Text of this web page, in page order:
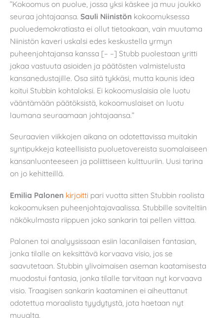
”Kokoomus on puolue, jossa yksi käskee ja muu joukko
seuraa johtajaansa. Sauli Niinistön kokoomuksessa
puoluedemokratiasta ei ollut tietoakaan, vain muutama
Niinistön kaveri uskalsi edes keskustella yrmyn
puheenjohtajansa kanssa [– –] Stubb puolestaan yritti
jakaa vastuuta asioiden ja päätösten valmistelusta
kansanedustajille. Osa siitä tykkäsi, mutta kaunis idea
koitui Stubbin kohtaloksi. Ei kokoomuslaisia ole luotu
vääntämään päätöksistä, kokoomuslaiset on luotu
laumana seuraamaan johtajaansa.”
Seuraavien viikkojen aikana on odotettavissa muitakin
syntipukkeja kateellisista puoluetovereista suomalaiseen
kansanluonteeseen ja poliittiseen kulttuuriin. Uusi tarina
on jo kehitteillä.
Emilia Palonen kirjoitti pari vuotta sitten Stubbin roolista
kokoomuksen puheenjohtajavaalissa. Stubbille soviteltiin
näkökulmasta riippuen joko sankarin tai pellen viittaa.
Palonen toi analyysissaan esiin lacanilaisen fantasian,
jonka tilalle on keksittävä korvaava visio, jos se
saavutetaan. Stubbin ylivoimaisen aseman kaatamisesta
muodostui fantasia, jonka tilalle tarvitaan nyt korvaava
visio. Traagisen sankarin kaataminen ei aiheuttanut
odotettua moraalista tyydytystä, jota haetaan nyt
muualta.